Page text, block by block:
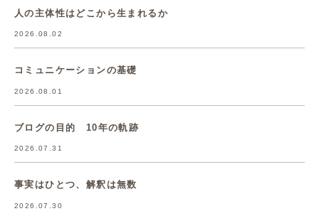
人の主体性はどこから生まれるか
2026.08.02
コミュニケーションの基礎
2026.08.01
ブログの目的 10年の軌跡
2026.07.31
事実はひとつ、解釈は無数
2026.07.30